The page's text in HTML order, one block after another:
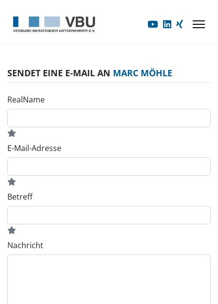
SENDET EINE E-MAIL AN MARC MÖHLE
RealName
E-Mail-Adresse
Betreff
Nachricht